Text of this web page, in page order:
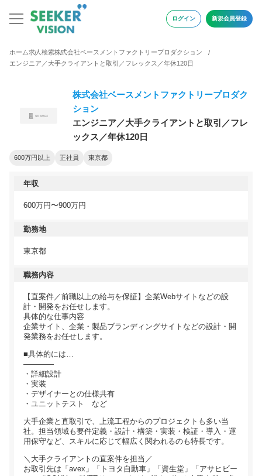
ログイン 新規会員登録
ホーム求人検索株式会社ベースメントファクトリープロダクション
エンジニア／大手クライアントと取引／フレックス／年休120日
株式会社ベースメントファクトリープロダク
ション
エンジニア／大手クライアントと取引／フレ
ックス／年休120日
600万円以上 正社員 東京都
年収
600万円〜900万円
勤務地
東京都
職務内容
【直案件／前職以上の給与を保証】企業Webサイトなどの設
計・開発をお任せします。
具体的な仕事内容
企業サイト、企業・製品ブランディングサイトなどの設計・開
発業務をお任せします。
■具体的には…
――――
・詳細設計
・実装
・デザイナーとの仕様共有
・ユニットテスト など
大手企業と直取引で、上流工程からのプロジェクトも多い当
社。担当領域も要件定義・設計・構築・実装・検証・導入・運
用保守など、スキルに応じて幅広く関われるのも特長です。
＼大手クライアントの直案件を担当／
お取引先は「avex」「トヨタ自動車」「資生堂」「アサヒビー